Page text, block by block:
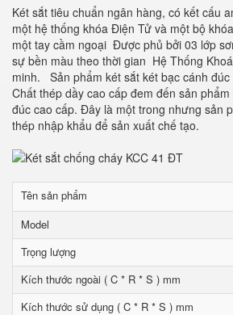
Két sắt tiêu chuẩn ngân hàng, có kết cấu
một hệ thống khóa Điện Tử và một bộ
một tay cầm ngoại Được phủ bởi 03 lớp
sự bền màu theo thời gian Hệ Thống
minh. Sản phẩm két sắt két bạc cánh đúc
Chất thép dầy cao cấp đem đến sản
đúc cao cấp. Đây là một trong nhưng sản
thép nhập khẩu để sản xuất chế tạo.
Tên sản phẩm
Model
Trọng lượng
Kích thước ngoài ( C * R * S ) mm
Kích thước sử dụng ( C * R * S ) mm